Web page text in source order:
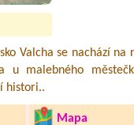
Valcha se nachází
u malebného
histori..
Mapa